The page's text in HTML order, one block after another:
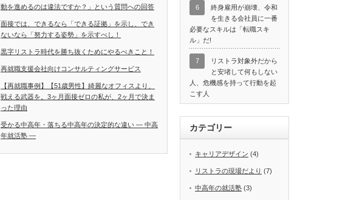
動を進めるのは違法ですか？」という質問への回答
面接では、できるなら「できる証拠」を示し、でき
ないなら「努力する姿勢」を示すべし！
黒字リストラ時代を勝ち抜くためにやるべきこと！
再就職支援会社向けコンサルティングサービス
【再就職事例】【51歳男性】綺麗なオフィスより、
戦える武器を。3ヶ月面接ゼロの私が、2ヶ月で決ま
った理由
受かる中高年・落ちる中高年の決定的な違い ― 中高
年就活塾 ―
6
終身雇用が崩壊、令和
を生きる会社員に一番
必要なスキルは「転職スキ
ル」だ!
7
リストラ対象外だから
と安堵して何もしない
人、危機感を持って行動を起
こす人
カテゴリー
キャリアデザイン (4)
リストラの現場だより (7)
中高年の就活塾 (3)